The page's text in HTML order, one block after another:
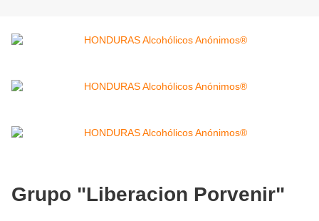
Grupo "Liberacion Porvenir"